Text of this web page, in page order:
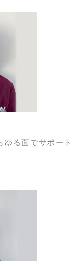
る面でサポート